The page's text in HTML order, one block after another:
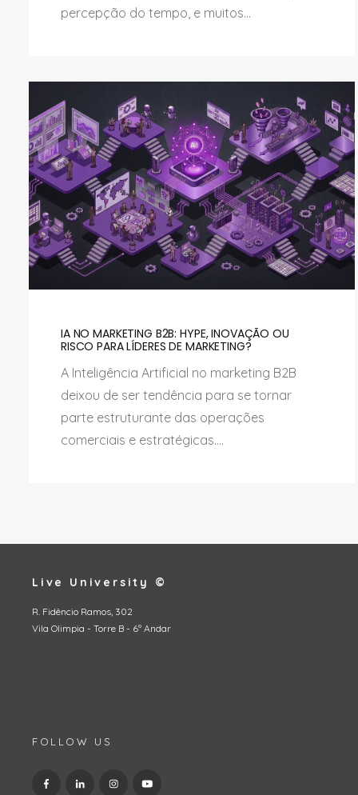
percepção do tempo, e muitos...
IA NO MARKETING B2B: HYPE, INOVAÇÃO OU
RISCO PARA LÍDERES DE MARKETING?
A Inteligência Artificial no marketing B2B
deixou de ser tendência para se tornar
parte estruturante das operações
comerciais e estratégicas....
Live University ©
R. Fidêncio Ramos, 302
Vila Olimpia - Torre B - 6º Andar
FOLLOW US